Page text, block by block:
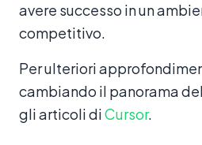
avere successo in un
competitivo.
Per ulteriori
cambiando il panorama
gli articoli diCursor.